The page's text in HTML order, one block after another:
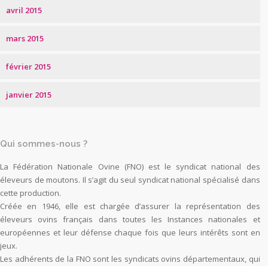
avril 2015
mars 2015
février 2015
janvier 2015
Qui sommes-nous ?
La Fédération Nationale Ovine (FNO) est le syndicat national des
éleveurs de moutons. Il s’agit du seul syndicat national spécialisé dans
cette production.
Créée en 1946, elle est chargée d’assurer la représentation des
éleveurs ovins français dans toutes les Instances nationales et
européennes et leur défense chaque fois que leurs intérêts sont en
jeux.
Les adhérents de la FNO sont les syndicats ovins départementaux, qui